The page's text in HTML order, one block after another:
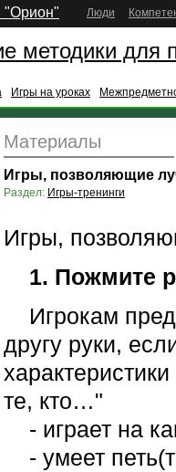
"Орион" Люди
методики для
Игры на уроках
Материалы
Игры, позволяющие
Раздел: Игры-тренинги
Игры,
1. Пожмите
Игрокам
другу руки,
те, кто…"
- играет на
- умеет